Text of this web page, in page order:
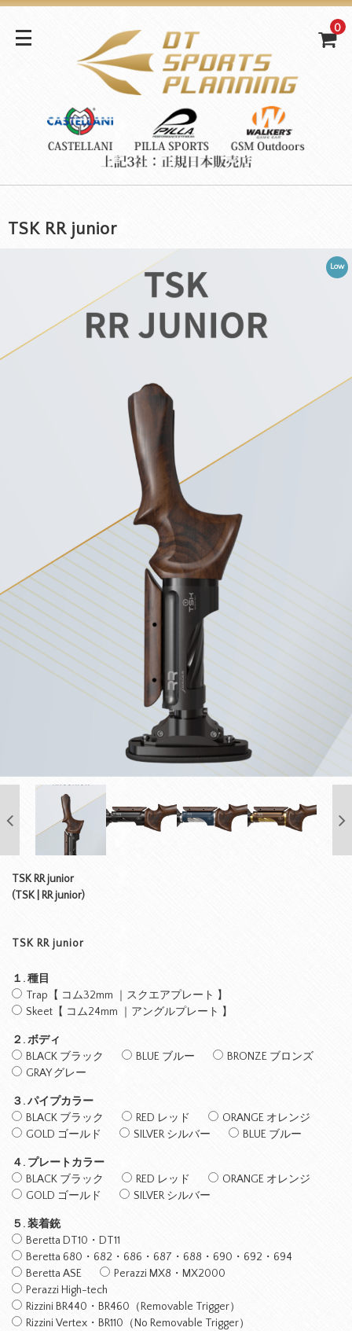
0
TSK RR junior
Low
TSK RR junior
(TSK | RR junior)
TSK RR junior
１. 種目
Trap【 コム32mm ｜スクエアプレート 】
Skeet【 コム24mm ｜アングルプレート 】
２. ボディ
BLACK ブラック
BLUE ブルー
BRONZE ブロンズ
GRAY グレー
３. パイプカラー
BLACK ブラック
RED レッド
ORANGE オレンジ
GOLD ゴールド
SILVER シルバー BLUE ブルー
４. プレートカラー
BLACK ブラック
RED レッド
ORANGE オレンジ
GOLD ゴールド
SILVER シルバー
５. 装着銃
Beretta DT10・DT11
Beretta 680・682・686・687・688・690・692・694
Beretta ASE
Perazzi MX8・MX2000
Perazzi High-tech
Rizzini BR440・BR460（Removable Trigger）
Rizzini Vertex・BR110（No Removable Trigger）